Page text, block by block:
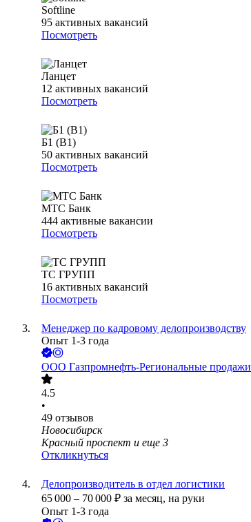
Softline
95 активных вакансий
Посмотреть
Ланцет
12 активных вакансий
Посмотреть
Б1 (B1)
50 активных вакансий
Посмотреть
МТС Банк
444 активные вакансии
Посмотреть
ТС ГРУПП
16 активных вакансий
Посмотреть
Менеджер по кадровому делопроизводству
Опыт 1-3 года
ООО Газпромнефть-Региональные продажи
4.5
•
49 отзывов
Новосибирск
Красный проспект и еще 3
Откликнуться
Делопроизводитель в отдел логистики
65 000 – 70 000 ₽ за месяц, на руки
Опыт 1-3 года